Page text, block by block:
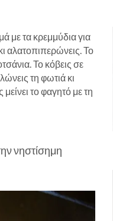
με τα κρεμμύδια για
αλατοπιπερώνεις. Το
Το κόβεις σε
τη φωτιά κι
το φαγητό με τη
νηστίσημη